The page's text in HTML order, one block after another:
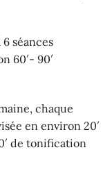
séances
60′- 90′
chaque
en environ 20′
de tonification